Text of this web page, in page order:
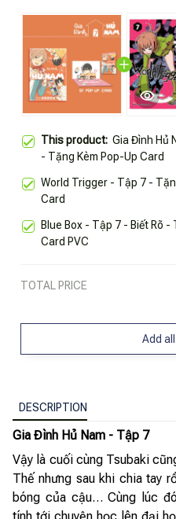
This product: Gia Đình Hủ
- Tặng Kèm Pop-Up Card
World Trigger - Tập 7 -
Card
Blue Box - Tập 7 - Biết Rõ -
Card PVC
TOTAL PRICE
Add
DESCRIPTION
Gia Đình Hủ Nam - Tập 7
Vậy là cuối cùng Tsubaki
Thế nhưng sau khi chia tay
bóng của cậu… Cùng lúc
tính tới chuyện học lên đại